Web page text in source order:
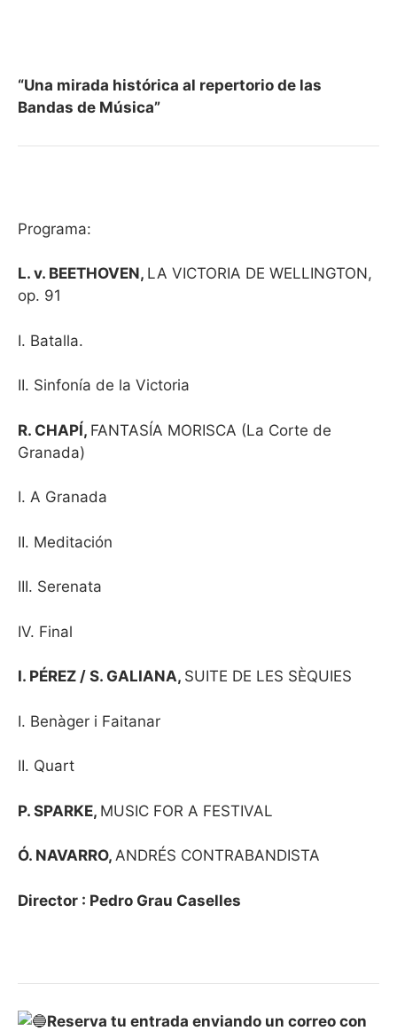
“Una mirada histórica al repertorio de las
Bandas de Música”
Programa:
L. v. BEETHOVEN, LA VICTORIA DE WELLINGTON,
op. 91
I. Batalla.
II. Sinfonía de la Victoria
R. CHAPÍ, FANTASÍA MORISCA (La Corte de
Granada)
I. A Granada
II. Meditación
III. Serenata
IV. Final
I. PÉREZ / S. GALIANA, SUITE DE LES SÈQUIES
I. Benàger i Faitanar
II. Quart
P. SPARKE, MUSIC FOR A FESTIVAL
Ó. NAVARRO, ANDRÉS CONTRABANDISTA
Director : Pedro Grau Caselles
Reserva tu entrada enviando un correo con